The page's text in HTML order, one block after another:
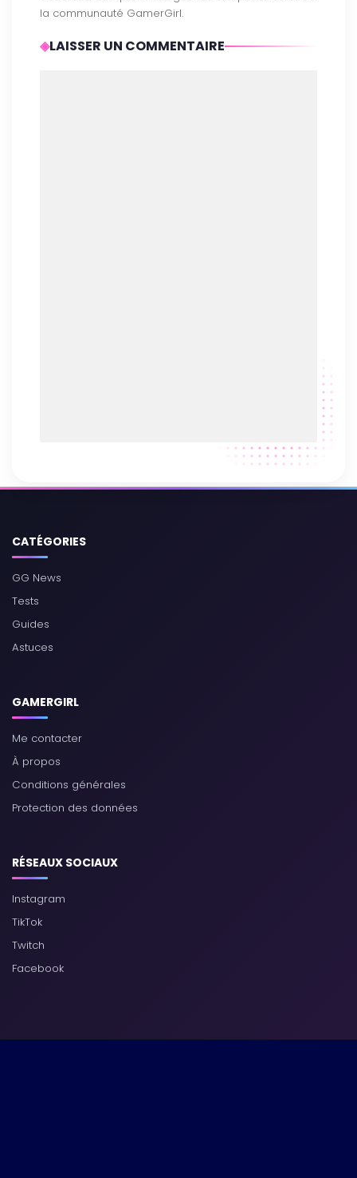
LAISSER UN COMMENTAIRE
CATÉGORIES
GG News
Tests
Guides
Astuces
GAMERGIRL
Me contacter
À propos
Conditions générales
Protection des données
RÉSEAUX SOCIAUX
Instagram
TikTok
Twitch
Facebook